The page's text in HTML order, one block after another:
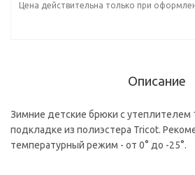
Цена действительна только при
Описание
Зимние детские брюки с утеплителем
подкладке из полиэстера Tricot.
температурный режим - от 0° до -25°.